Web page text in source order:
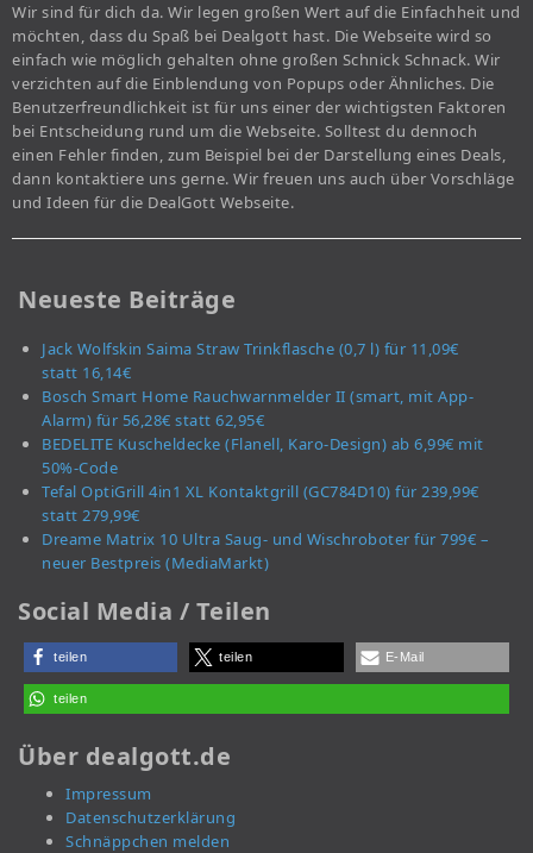
Wir sind für dich da. Wir legen großen Wert auf die Einfachheit und
möchten, dass du Spaß bei Dealgott hast. Die Webseite wird so
einfach wie möglich gehalten ohne großen Schnick Schnack. Wir
verzichten auf die Einblendung von Popups oder Ähnliches. Die
Benutzerfreundlichkeit ist für uns einer der wichtigsten Faktoren
bei Entscheidung rund um die Webseite. Solltest du dennoch
einen Fehler finden, zum Beispiel bei der Darstellung eines Deals,
dann kontaktiere uns gerne. Wir freuen uns auch über Vorschläge
und Ideen für die DealGott Webseite.
Neueste Beiträge
Jack Wolfskin Saima Straw Trinkflasche (0,7 l) für 11,09€
statt 16,14€
Bosch Smart Home Rauchwarnmelder II (smart, mit App-
Alarm) für 56,28€ statt 62,95€
BEDELITE Kuscheldecke (Flanell, Karo-Design) ab 6,99€ mit
50%-Code
Tefal OptiGrill 4in1 XL Kontaktgrill (GC784D10) für 239,99€
statt 279,99€
Dreame Matrix 10 Ultra Saug- und Wischroboter für 799€ –
neuer Bestpreis (MediaMarkt)
Social Media / Teilen
teilen teilen E-Mail
teilen
Über dealgott.de
Impressum
Datenschutzerklärung
Schnäppchen melden